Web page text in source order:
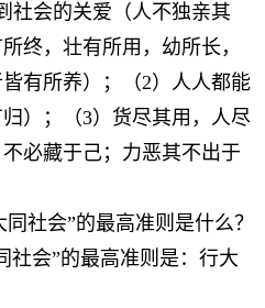
社会的关爱（人不独亲其
终，壮有所用，幼所长，
有所养）；（2）人人都能
）；（3）货尽其用，人尽
必藏于己；力恶其不出于
社会”的最高准则是什么？
社会”的最高准则是：行大